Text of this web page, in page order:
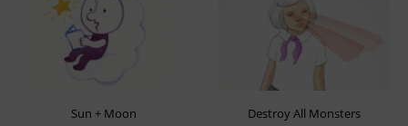
Sun + Moon Destroy All Monsters